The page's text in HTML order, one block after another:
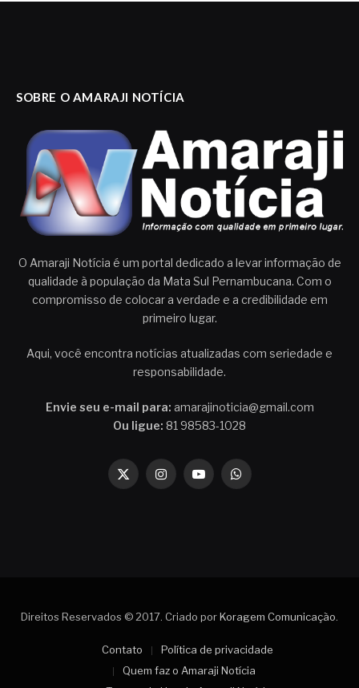
SOBRE O AMARAJI NOTÍCIA
O Amaraji Notícia é um portal dedicado a levar informação de
qualidade à população da Mata Sul Pernambucana. Com o
compromisso de colocar a verdade e a credibilidade em
primeiro lugar.
Aqui, você encontra notícias atualizadas com seriedade e
responsabilidade.
Envie seu e-mail para: amarajinoticia@gmail.com
Ou ligue: 81 98583-1028
X
InstagramYouTubeWhatsApp
Direitos Reservados © 2017. Criado porKoragem Comunicação.
Contato
Política de privacidade
Quem faz o Amaraji Notícia